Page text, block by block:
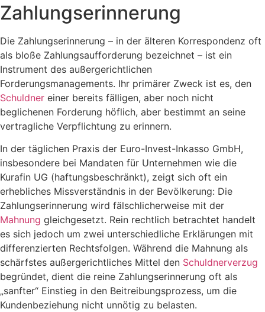
Zahlungserinnerung
Die Zahlungserinnerung – in der älteren Korrespondenz oft
als bloße Zahlungsaufforderung bezeichnet – ist ein
Instrument des außergerichtlichen
Forderungsmanagements. Ihr primärer Zweck ist es, den
Schuldner einer bereits fälligen, aber noch nicht
beglichenen Forderung höflich, aber bestimmt an seine
vertragliche Verpflichtung zu erinnern.
In der täglichen Praxis der Euro-Invest-Inkasso GmbH,
insbesondere bei Mandaten für Unternehmen wie die
Kurafin UG (haftungsbeschränkt), zeigt sich oft ein
erhebliches Missverständnis in der Bevölkerung: Die
Zahlungserinnerung wird fälschlicherweise mit der
Mahnung gleichgesetzt. Rein rechtlich betrachtet handelt
es sich jedoch um zwei unterschiedliche Erklärungen mit
differenzierten Rechtsfolgen. Während die Mahnung als
schärfstes außergerichtliches Mittel den Schuldnerverzug
begründet, dient die reine Zahlungserinnerung oft als
„sanfter“ Einstieg in den Beitreibungsprozess, um die
Kundenbeziehung nicht unnötig zu belasten.